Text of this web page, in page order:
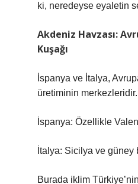
ki, neredeyse eyaletin
Akdeniz Havzası:
Kuşağı
İspanya ve İtalya,
üretiminin merkezleridir.
İspanya: Özellikle
İtalya: Sicilya ve güney
Burada iklim